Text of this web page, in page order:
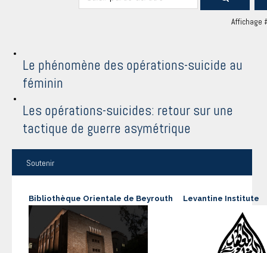
Affichage
Le phénomène des opérations-suicide au
féminin
Les opérations-suicides: retour sur une
tactique de guerre asymétrique
Soutenir
Bibliothèque Orientale de Beyrouth Levantine Institute